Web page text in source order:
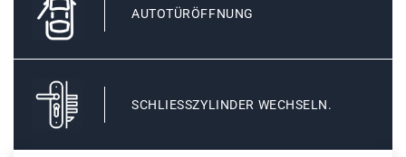
AUTOTÜRÖFFNUNG
SCHLIESSZYLINDER WECHSELN.